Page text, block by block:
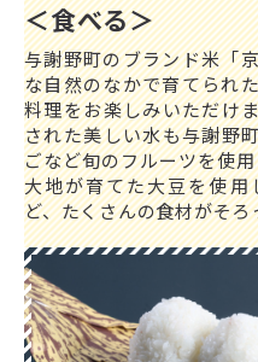
＜食べる＞
与謝野町のブランド米「
な自然のなかで育てられ
料理をお楽しみいただけ
された美しい水も与謝野
ごなど旬のフルーツを使
大地が育てた大豆を使
ど、たくさんの食材がそろ